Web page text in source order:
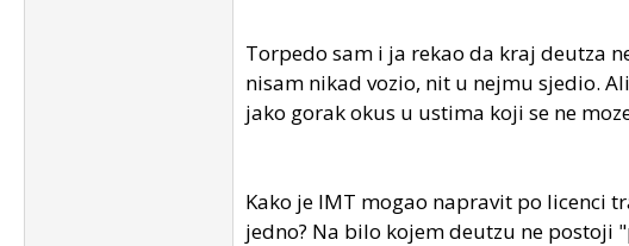
Torpedo sam i ja rekao da kraj deutza
nisam nikad vozio, nit u nejmu sjedio.
jako gorak okus u ustima koji se ne
Kako je IMT mogao napravit po licenci
jedno? Na bilo kojem deutzu ne